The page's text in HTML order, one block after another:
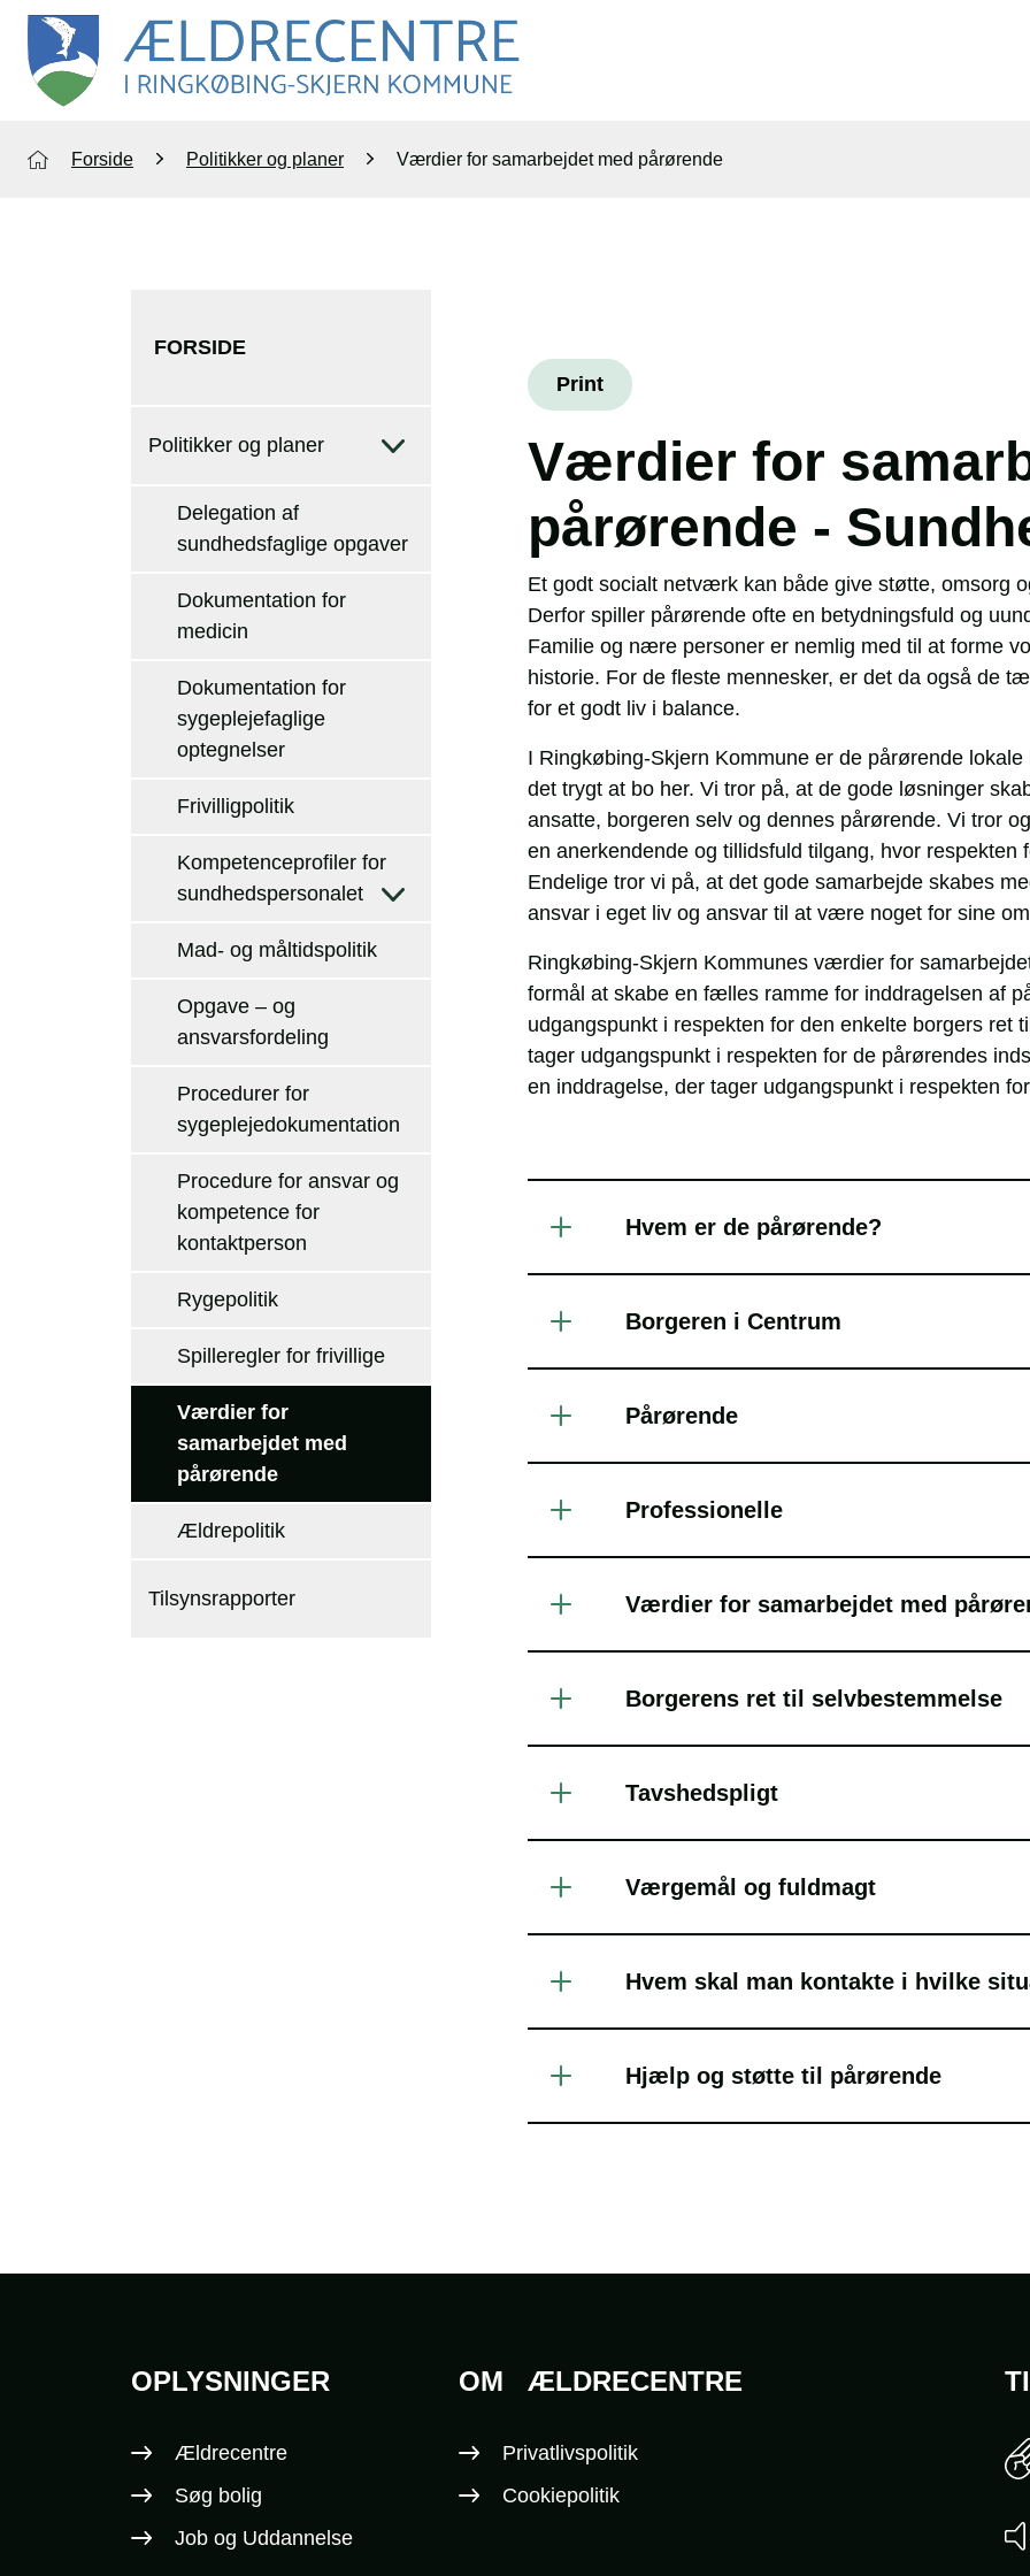
Forside Politikker og planer Værdier for samarbejdet med pårørende
FORSIDE
Politikker og planer
Delegation af
sundhedsfaglige opgaver
Dokumentation for
medicin
Dokumentation for
sygeplejefaglige
optegnelser
Frivilligpolitik
Kompetenceprofiler for
sundhedspersonalet
Mad- og måltidspolitik
Opgave – og
ansvarsfordeling
Procedurer for
sygeplejedokumentation
Procedure for ansvar og
kompetence for
kontaktperson
Rygepolitik
Spilleregler for frivillige
Værdier for
samarbejdet med
pårørende
Ældrepolitik
Tilsynsrapporter
Print
Værdier for
pårørende -
Et godt socialt netværk kan både give støtte, omsorg
Derfor spiller pårørende ofte en betydningsfuld og
Familie og nære personer er nemlig med til at forme
historie. For de fleste mennesker, er det da også de
for et godt liv i balance.
I Ringkøbing-Skjern Kommune er de pårørende
det trygt at bo her. Vi tror på, at de gode løsninger
ansatte, borgeren selv og dennes pårørende. Vi tror
en anerkendende og tillidsfuld tilgang, hvor
Endelige tror vi på, at det gode samarbejde skabes
ansvar i eget liv og ansvar til at være noget for sine
Ringkøbing-Skjern Kommunes værdier for
formål at skabe en fælles ramme for inddragelsen af
udgangspunkt i respekten for den enkelte borgers ret
tager udgangspunkt i respekten for de pårørendes
en inddragelse, der tager udgangspunkt i respekten
Hvem er de pårørende?
Borgeren i Centrum
Pårørende
Professionelle
Værdier for samarbejdet
Borgerens ret til selvbestemmelse
Tavshedspligt
Værgemål og fuldmagt
Hvem skal man kontakte i hvilke
Hjælp og støtte til pårørende
OPLYSNINGER
Ældrecentre
Søg bolig
Job og Uddannelse
OM ÆLDRECENTRE
Privatlivspolitik
Cookiepolitik